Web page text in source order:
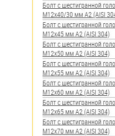
Такелаж
Хомуты
Шайбы
Шпильки
Шплинты
Штифты и пальцы
Болт с шестигранной
М12х40/30 мм А2 (AISI
Болт с шестигранной
М12х45 мм А2 (AISI 304)
Болт с шестигранной
М12х50 мм А2 (AISI 304)
Болт с шестигранной
М12х55 мм А2 (AISI 304)
Болт с шестигранной
М12х60 мм А2 (AISI 304)
Болт с шестигранной
М12х65 мм А2 (AISI 304)
Болт с шестигранной
М12х70 мм А2 (AISI 304)